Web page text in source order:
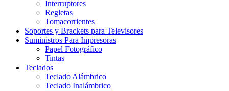
Interruptores
Regletas
Tomacorrientes
Soportes y Brackets para Televisores
Suministros Para Impresoras
Papel Fotográfico
Tintas
Teclados
Teclado Alámbrico
Teclado Inalámbrico